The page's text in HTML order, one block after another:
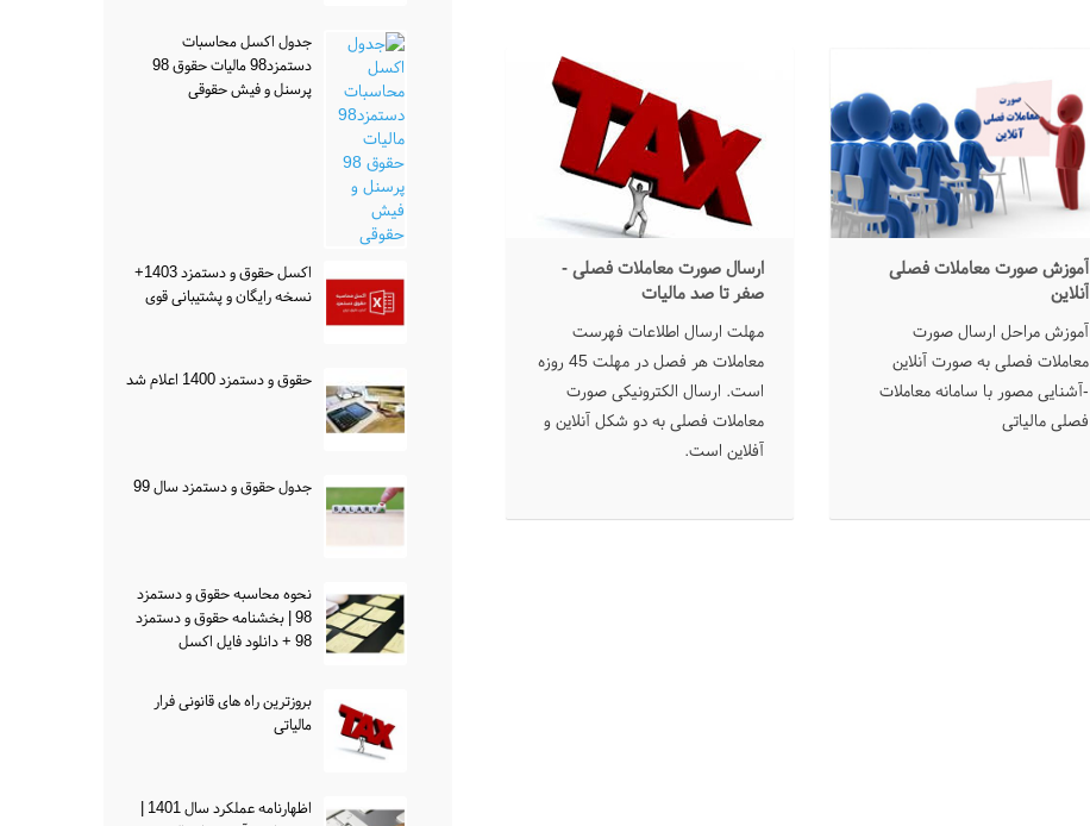
آموزش صورت معاملات فصلی
آنلاین
آموزش مراحل ارسال صورت
معاملات فصلی به صورت آنلاین
-آشنایی مصور با سامانه معاملات
فصلی مالیاتی
ارسال صورت معاملات فصلی -
صفر تا صد مالیات
مهلت ارسال اطلاعات فهرست
معاملات هر فصل در مهلت 45 روزه
است. ارسال الکترونیکی صورت
معاملات فصلی به دو شکل آنلاین و
آفلاین است.
جدول اکسل محاسبات
دستمزد98 مالیات حقوق 98
پرسنل و فیش حقوقی
اکسل حقوق و دستمزد 1403+
نسخه رایگان و پشتیبانی قوی
حقوق و دستمزد 1400 اعلام شد
جدول حقوق و دستمزد سال 99
نحوه محاسبه حقوق و دستمزد
98 | بخشنامه حقوق و دستمزد
98 + دانلود فایل اکسل
بروزترین راه های قانونی فرار
مالیاتی
اظهارنامه عملکرد سال 1401 |